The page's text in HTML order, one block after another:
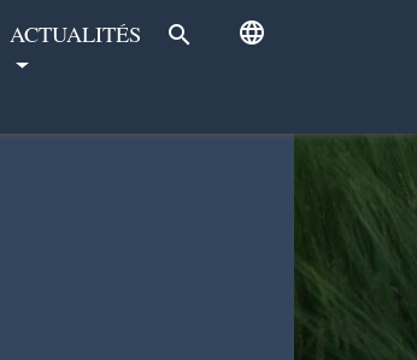
ACTUALITÉS search language